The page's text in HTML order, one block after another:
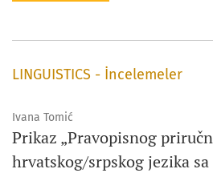
LINGUISTICS - İncelemeler
Ivana Tomić
Prikaz „Pravopisnog
hrvatskog/srpskog jezika sa